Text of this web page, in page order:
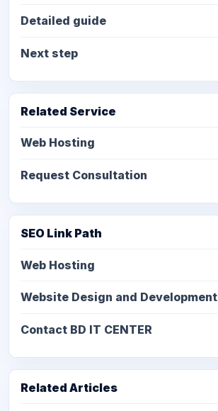
Detailed guide
Next step
Related Service
Web Hosting
Request Consultation
SEO Link Path
Web Hosting
Website Design and Development
Contact BD IT CENTER
Related Articles